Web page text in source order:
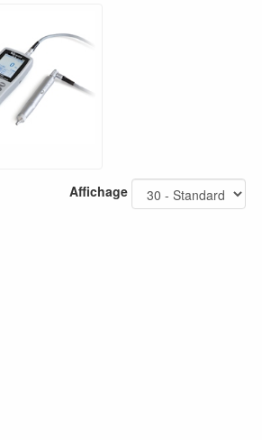
Affichage